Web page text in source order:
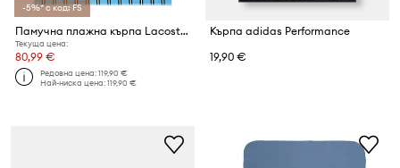
-5%* с код: FS
Памучна плажна кърпа Lacoste LSUNSTRI Baltic 90 x 160 cm
Текуща цена:
80,99 €
Редовна цена:119,90 €
Най-ниска цена:119,90 €
Кърпа adidas Performance
19,90 €